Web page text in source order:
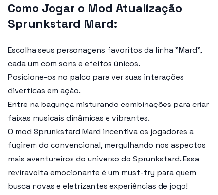
Como Jogar o Mod Atualização
Sprunkstard Mard:
Escolha seus personagens favoritos da linha "Mard",
cada um com sons e efeitos únicos.
Posicione-os no palco para ver suas interações
divertidas em ação.
Entre na bagunça misturando combinações para criar
faixas musicais dinâmicas e vibrantes.
O mod Sprunkstard Mard incentiva os jogadores a
fugirem do convencional, mergulhando nos aspectos
mais aventureiros do universo do Sprunkstard. Essa
reviravolta emocionante é um must-try para quem
busca novas e eletrizantes experiências de jogo!